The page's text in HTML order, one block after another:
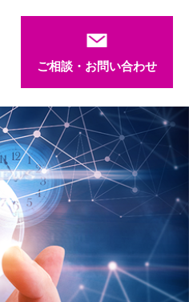
ご相談・お問い合わせ